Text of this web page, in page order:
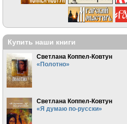
Купить наши книги
Светлана Коппел-Ковтун
«Полотно»
Светлана Коппел-Ковтун
«Я думаю по-русски»